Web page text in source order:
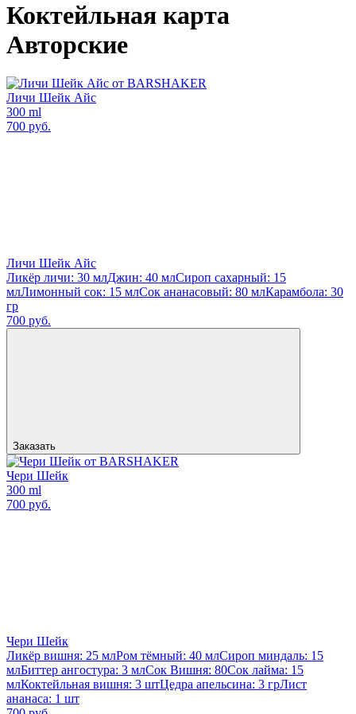
Коктейльная карта
Авторские
Личи Шейк Айс
300 ml
700 руб.
Личи Шейк Айс
Ликёр личи: 30 млДжин: 40 млСироп сахарный: 15
млЛимонный сок: 15 млСок ананасовый: 80 млКарамбола: 30
гр
700 руб.
Заказать
Чери Шейк
300 ml
700 руб.
Чери Шейк
Ликёр вишня: 25 млРом тёмный: 40 млСироп миндаль: 15
млБиттер ангостура: 3 млСок Вишня: 80Сок лайма: 15
млКоктейльная вишня: 3 штЦедра апельсина: 3 грЛист
ананаса: 1 шт